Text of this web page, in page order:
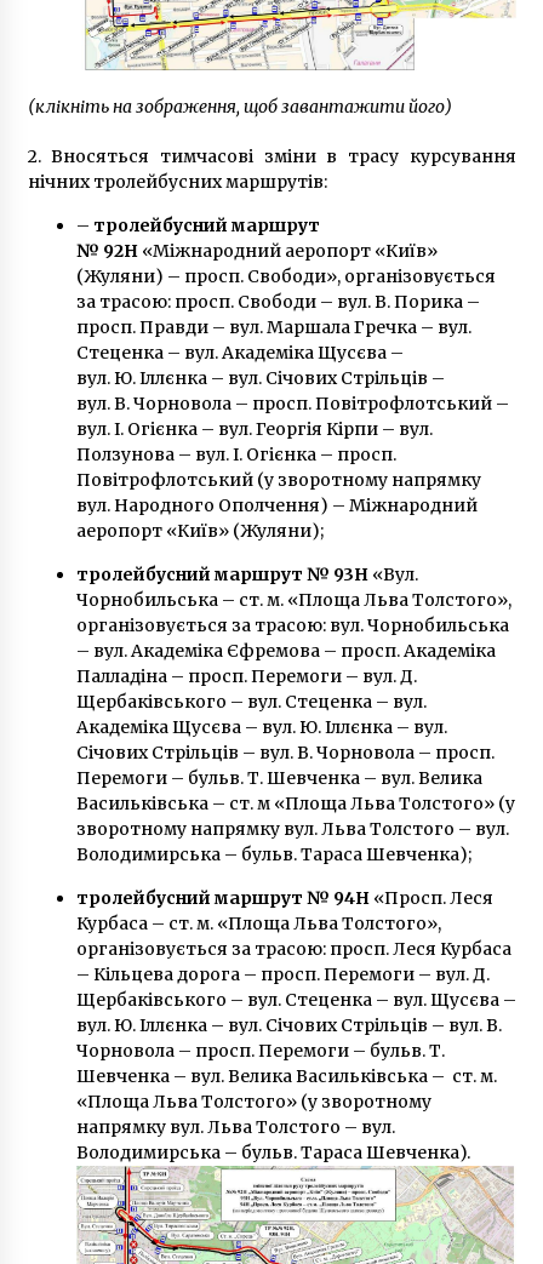
(клікніть на зображення, щоб завантажити його)
2. Вносяться тимчасові зміни в трасу курсування
нічних тролейбусних маршрутів:
– тролейбусний маршрут
№ 92Н«Міжнародний аеропорт «Київ»
(Жуляни) – просп. Свободи», організовується
за трасою: просп. Свободи – вул. В. Порика –
просп. Правди – вул. Маршала Гречка – вул.
Стеценка – вул. Академіка Щусєва –
вул. Ю. Іллєнка – вул. Січових Стрільців –
вул. В. Чорновола – просп. Повітрофлотський –
вул. І. Огієнка – вул. Георгія Кірпи – вул.
Ползунова – вул. І. Огієнка – просп.
Повітрофлотський (у зворотному напрямку
вул. Народного Ополчення) – Міжнародний
аеропорт «Київ» (Жуляни);
тролейбусний маршрут № 93Н«Вул.
Чорнобильська – ст. м. «Площа Льва Толстого»,
організовується за трасою: вул. Чорнобильська
– вул. Академіка Єфремова – просп. Академіка
Палладіна – просп. Перемоги – вул. Д.
Щербаківського – вул. Стеценка – вул.
Академіка Щусєва – вул. Ю. Іллєнка – вул.
Січових Стрільців – вул. В. Чорновола – просп.
Перемоги – бульв. Т. Шевченка – вул. Велика
Васильківська – ст. м «Площа Льва Толстого» (у
зворотному напрямку вул. Льва Толстого – вул.
Володимирська – бульв. Тараса Шевченка);
тролейбусний маршрут № 94Н«Просп. Леся
Курбаса – ст. м. «Площа Льва Толстого»,
організовується за трасою: просп. Леся Курбаса
– Кільцева дорога – просп. Перемоги – вул. Д.
Щербаківського – вул. Стеценка – вул. Щусєва –
вул. Ю. Іллєнка – вул. Січових Стрільців – вул. В.
Чорновола – просп. Перемоги – бульв. Т.
Шевченка – вул. Велика Васильківська – ст. м.
«Площа Льва Толстого» (у зворотному
напрямку вул. Льва Толстого – вул.
Володимирська – бульв. Тараса Шевченка).